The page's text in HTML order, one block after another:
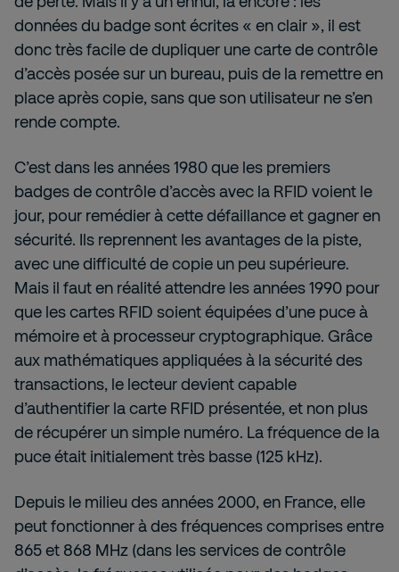
données du badge sont écrites « en clair », il est
donc très facile de dupliquer une carte de contrôle
d’accès posée sur un bureau, puis de la remettre en
place après copie, sans que son utilisateur ne s’en
rende compte.
C’est dans les années 1980 que les premiers
badges de contrôle d’accès avec la RFID voient le
jour, pour remédier à cette défaillance et gagner en
sécurité. Ils reprennent les avantages de la piste,
avec une difficulté de copie un peu supérieure.
Mais il faut en réalité attendre les années 1990 pour
que les cartes RFID soient équipées d’une puce à
mémoire et à processeur cryptographique. Grâce
aux mathématiques appliquées à la sécurité des
transactions, le lecteur devient capable
d’authentifier la carte RFID présentée, et non plus
de récupérer un simple numéro. La fréquence de la
puce était initialement très basse (125 kHz).
Depuis le milieu des années 2000, en France, elle
peut fonctionner à des fréquences comprises entre
865 et 868 MHz (dans les services de contrôle